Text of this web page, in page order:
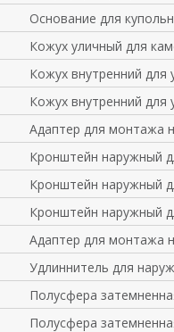
Основание для
Кожух уличный для
Кожух внутренний для
Кожух внутренний для
Адаптер для монтажа
Кронштейн наружный
Кронштейн наружный
Кронштейн наружный
Адаптер для монтажа
Удлиннитель для
Полусфера
Полусфера